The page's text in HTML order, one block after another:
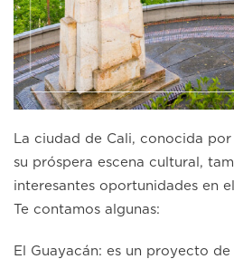
La ciudad de Cali, conocida
su próspera escena cultural,
interesantes oportunidades en
Te contamos algunas:
El Guayacán: es un proyecto